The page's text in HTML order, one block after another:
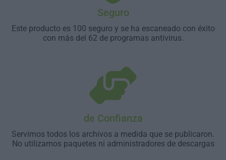
Seguro
Este producto es 100 seguro y se ha escaneado con éxito
con más del 62 de programas antivirus.
de Confianza
Servimos todos los archivos a medida que se publicaron.
No utilizamos paquetes ni administradores de descargas